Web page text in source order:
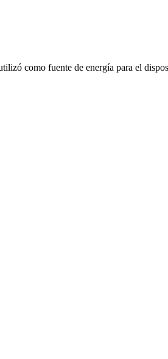
como fuente de energía para el